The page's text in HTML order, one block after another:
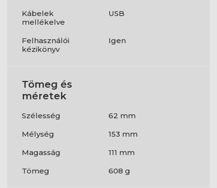
Kábelek
mellékelve
USB
Felhasználói
kézikönyv
Igen
Tömeg és
méretek
Szélesség
62 mm
Mélység
153 mm
Magasság
111 mm
Tömeg
608 g